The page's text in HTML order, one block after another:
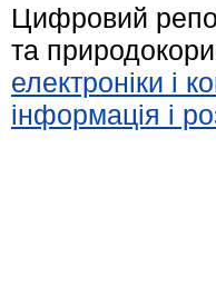
Цифровий
та
електроніки і
інформація і